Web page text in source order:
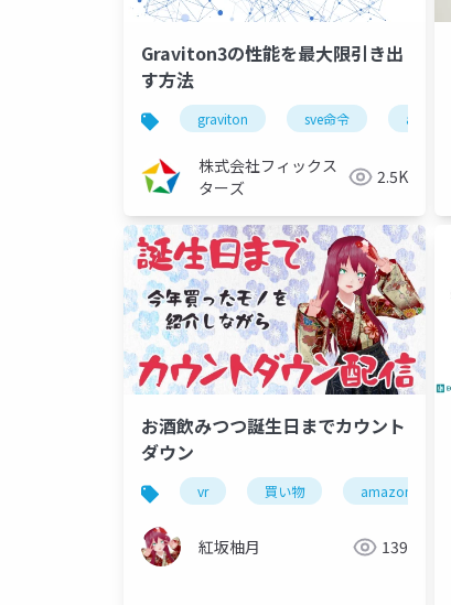
Graviton3の性能を最大限引き出
す方法
graviton sve命令 arm
株式会社フィックス
ターズ
2.5K
お酒飲みつつ誕生日までカウント
ダウン
vr 買い物 amazon
紅坂柚月 139